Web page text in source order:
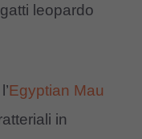
leopardo
Egyptian Mau
in